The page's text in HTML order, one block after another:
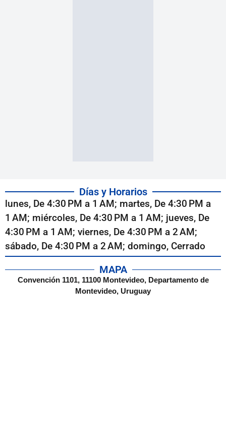
Días y Horarios
lunes, De 4:30 PM a 1 AM; martes, De 4:30 PM a
1 AM; miércoles, De 4:30 PM a 1 AM; jueves, De
4:30 PM a 1 AM; viernes, De 4:30 PM a 2 AM;
sábado, De 4:30 PM a 2 AM; domingo, Cerrado
MAPA
Convención 1101, 11100 Montevideo, Departamento de
Montevideo, Uruguay